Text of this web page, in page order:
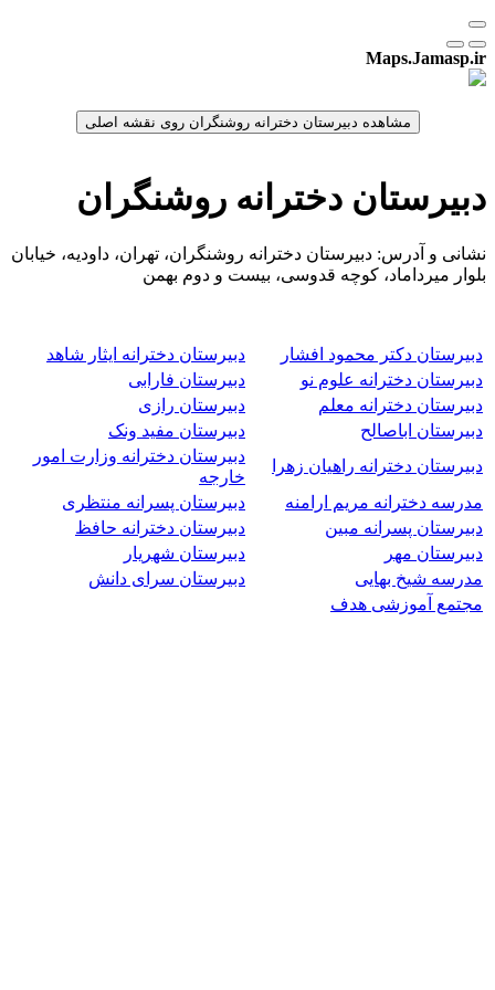
Maps.Jamasp.ir
دبیرستان دخترانه روشنگران
نشانی و آدرس: دبیرستان دخترانه روشنگران، تهران، داودیه، خیابان
بلوار میرداماد، کوچه قدوسی، بیست و دوم بهمن
دبیرستان دکتر محمود افشار
دبیرستان دخترانه ایثار شاهد
دبیرستان دخترانه علوم نو
دبیرستان فارابی
دبیرستان دخترانه معلم
دبیرستان رازی
دبیرستان اباصالح
دبیرستان مفید ونک
دبیرستان دخترانه راهیان زهرا
دبیرستان دخترانه وزارت امور
خارجه
مدرسه دخترانه مریم ارامنه
دبیرستان پسرانه منتظری
دبیرستان پسرانه مبین
دبیرستان دخترانه حافظ
دبیرستان مهر
دبیرستان شهریار
مدرسه شیخ بهایی
دبیرستان سرای دانش
مجتمع آموزشی هدف